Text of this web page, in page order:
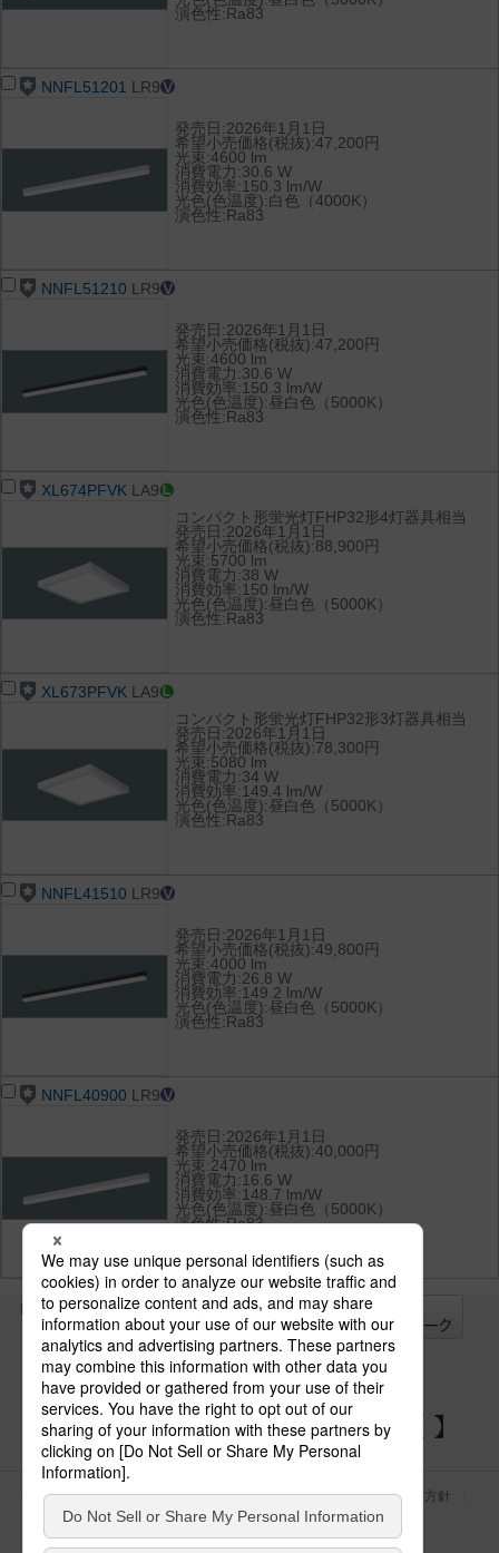
演色性:Ra83
NNFL51201 LR9
発売日:2026年1月1日
希望小売価格(税抜):47,200円
光束:4600 lm
消費電力:30.6 W
消費効率:150.3 lm/W
光色(色温度):白色（4000K）
演色性:Ra83
NNFL51210 LR9
発売日:2026年1月1日
希望小売価格(税抜):47,200円
光束:4600 lm
消費電力:30.6 W
消費効率:150.3 lm/W
光色(色温度):昼白色（5000K）
演色性:Ra83
XL674PFVK LA9
コンパクト形蛍光灯FHP32形4灯器具相当
発売日:2026年1月1日
希望小売価格(税抜):88,900円
光束:5700 lm
消費電力:38 W
消費効率:150 lm/W
光色(色温度):昼白色（5000K）
演色性:Ra83
XL673PFVK LA9
コンパクト形蛍光灯FHP32形3灯器具相当
発売日:2026年1月1日
希望小売価格(税抜):78,300円
光束:5080 lm
消費電力:34 W
消費効率:149.4 lm/W
光色(色温度):昼白色（5000K）
演色性:Ra83
NNFL41510 LR9
発売日:2026年1月1日
希望小売価格(税抜):49,800円
光束:4000 lm
消費電力:26.8 W
消費効率:149.2 lm/W
光色(色温度):昼白色（5000K）
演色性:Ra83
NNFL40900 LR9
発売日:2026年1月1日
希望小売価格(税抜):40,000円
光束:2470 lm
消費電力:16.6 W
消費効率:148.7 lm/W
光色(色温度):昼白色（5000K）
演色性:Ra83
全て
チェック
チェック
した器具を
パナソニックの電気設備 SNSアカウント
サイトのご利用にあたって クッキーポリシー
個人情報保護方針
パナソニック ホールディングス